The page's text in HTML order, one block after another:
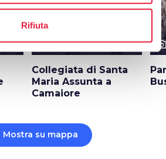
Rifiuta
photo_camera Attrazioni
Collegiata di Santa
Maria Assunta a
Camaiore
Mostra su mappa